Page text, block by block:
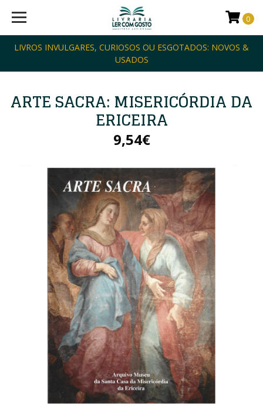
LIVROS INVULGARES, CURIOSOS OU ESGOTADOS: NOVOS &
USADOS
0
ARTE SACRA: MISERICÓRDIA DA
ERICEIRA
9,54€